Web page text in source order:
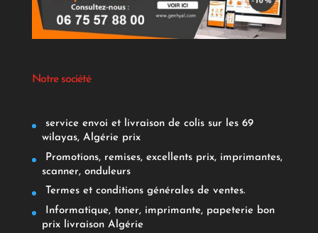
Notre société
service envoi et livraison de colis sur les 69
wilayas, Algérie prix
Promotions, remises, excellents prix, imprimantes,
scanner, onduleurs
Termes et conditions générales de ventes.
Informatique, toner, imprimante, papeterie bon
prix livraison Algérie